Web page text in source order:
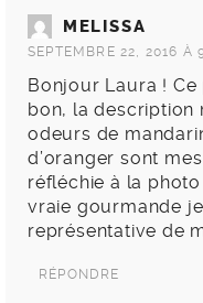
MELISSA
SEPTEMBRE 22, 2016 À
Bonjour Laura !
bon, la description
odeurs de
d’oranger sont
réfléchie à la
vraie gourmande
représentative de
RÉPONDRE